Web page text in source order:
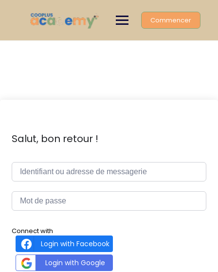
Commencer
Salut, bon retour !
Connect with
Login with Facebook
Login with Google